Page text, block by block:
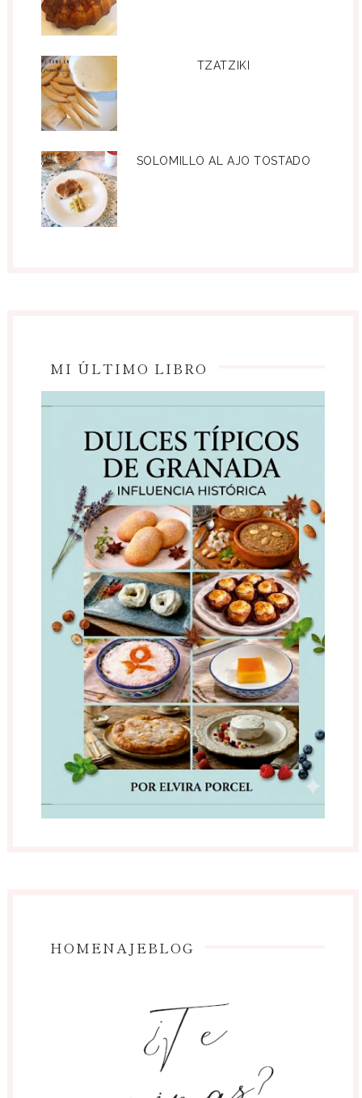
TZATZIKI
SOLOMILLO AL AJO TOSTADO
MI ÚLTIMO LIBRO
HOMENAJEBLOG